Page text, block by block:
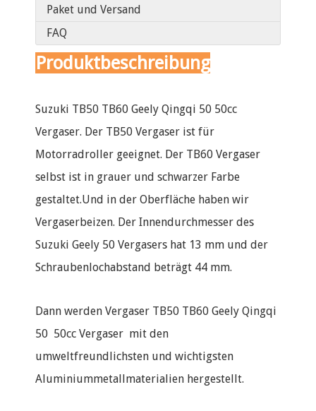
Paket und Versand
FAQ
Produktbeschreibung
Suzuki TB50 TB60 Geely Qingqi 50 50cc
Vergaser. Der TB50 Vergaser ist für
Motorradroller geeignet. Der TB60 Vergaser
selbst ist in grauer und schwarzer Farbe
gestaltet.Und in der Oberfläche haben wir
Vergaserbeizen. Der Innendurchmesser des
Suzuki Geely 50 Vergasers hat 13 mm und der
Schraubenlochabstand beträgt 44 mm.
Dann werden Vergaser TB50 TB60 Geely Qingqi
50 50cc Vergaser mit den
umweltfreundlichsten und wichtigsten
Aluminiummetallmaterialien hergestellt.